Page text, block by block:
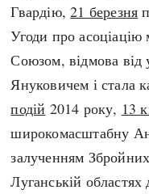
Гвардію,21 березня
Угоди про
Союзом, відмова від
Януковичем і стала
подій 2014 року, 13
широкомасштабну
залученням
Луганській областях